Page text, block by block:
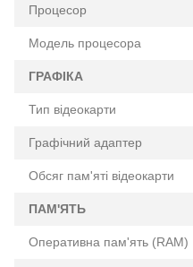
Процесор
Модель процесора
ГРАФІКА
Тип відеокарти
Графічний адаптер
Обсяг пам'яті відеокарти
ПАМ'ЯТЬ
Оперативна пам'ять (RAM)